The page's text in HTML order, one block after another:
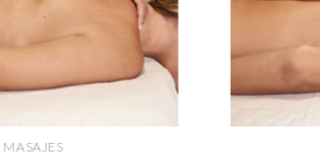
MASAJES